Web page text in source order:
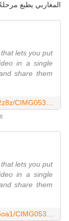
المغاربي يطبع
lets you put
in a single
share them
lets you put
in a single
share them